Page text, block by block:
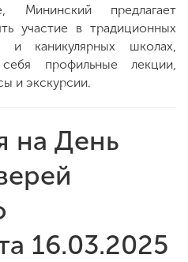
Мининский предлагает
участие в традиционных
каникулярных школах,
профильные лекции,
и экскурсии.
на День
16.03.2025